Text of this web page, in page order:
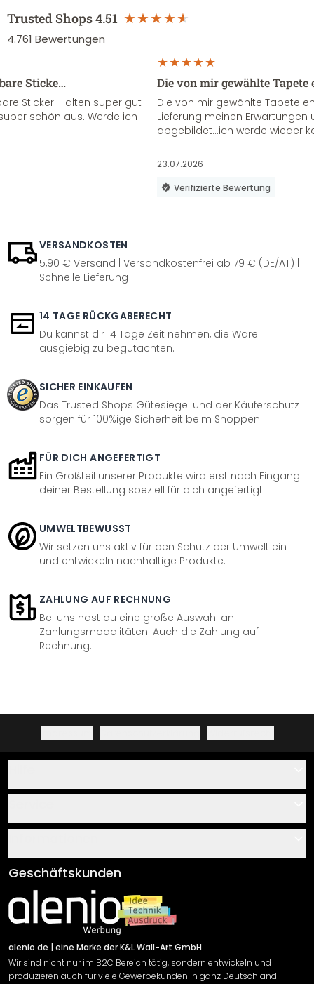
Trusted Shops4.51
4.761 Bewertungen
Sticke…
Sticker. Halten super gut
schön aus. Werde ich
Die von mir gewählte
Die von mir gewählte Tapete
Lieferung meinen Erwartungen
abgebildet...ich werde wieder
23.07.2026
Verifizierte Bewertung
VERSANDKOSTEN
5,90 € Versand | Versandkostenfrei ab 79 € (DE/AT) |
Schnelle Lieferung
14 TAGE RÜCKGABERECHT
Du kannst dir 14 Tage Zeit nehmen, die Ware
ausgiebig zu begutachten.
SICHER EINKAUFEN
Das Trusted Shops Gütesiegel und der Käuferschutz
sorgen für 100%ige Sicherheit beim Shoppen.
FÜR DICH ANGEFERTIGT
Ein Großteil unserer Produkte wird erst nach Eingang
deiner Bestellung speziell für dich angefertigt.
UMWELTBEWUSST
Wir setzen uns aktiv für den Schutz der Umwelt ein
und entwickeln nachhaltige Produkte.
ZAHLUNG AUF RECHNUNG
Bei uns hast du eine große Auswahl an
Zahlungsmodalitäten. Auch die Zahlung auf
Rechnung.
· ·
Über uns
Klebe- und Montageanleitungen
Newsletter An-/Abmeldung
Sendungsverfolgung
AGB
Impressum
Versand & Zahlung
Rücksendung
Widerrufsrecht
Geschäftskunden
alenio.de | eine Marke der K&L Wall-Art GmbH.
Wir sind nicht nur im B2C Bereich tätig, sondern entwickeln und
produzieren auch für viele Gewerbekunden in ganz Deutschland